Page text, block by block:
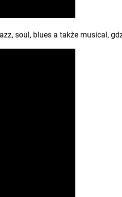
soul, blues a także musical,